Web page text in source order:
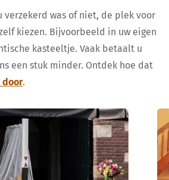
verzekerd was of niet, de plek voor
kiezen. Bijvoorbeeld in uw eigen
kasteeltje. Vaak betaalt u
een stuk minder. Ontdek hoe dat
door.